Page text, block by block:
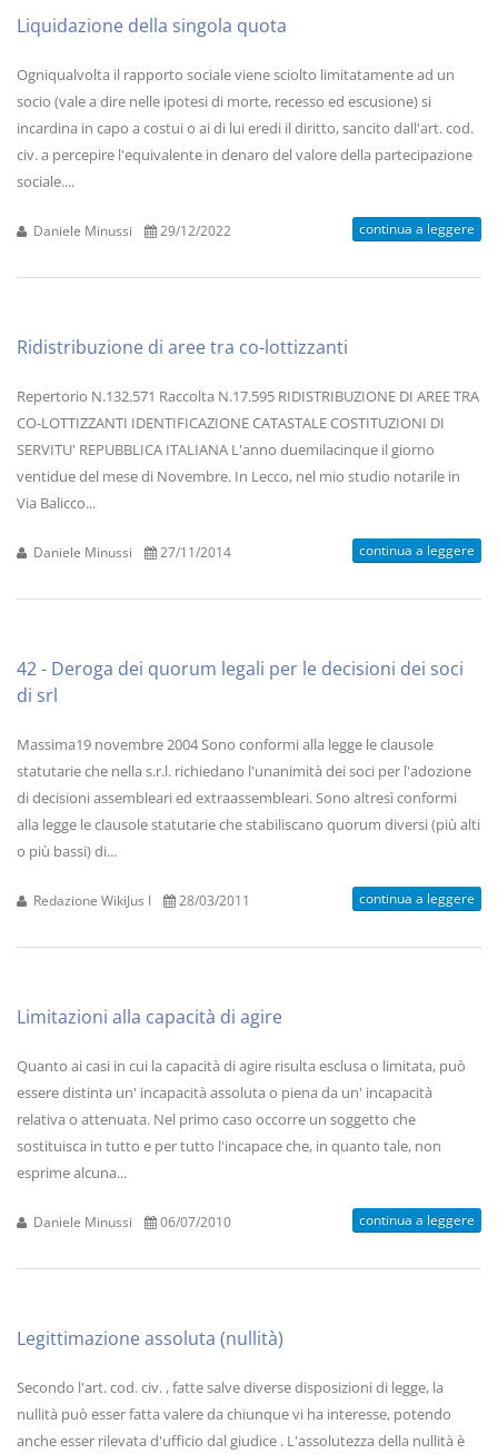
Liquidazione della singola quota
Ogniqualvolta il rapporto sociale viene sciolto limitatamente ad un
socio (vale a dire nelle ipotesi di morte, recesso ed escusione) si
incardina in capo a costui o ai di lui eredi il diritto, sancito dall'art. cod.
civ. a percepire l'equivalente in denaro del valore della partecipazione
sociale....
Daniele Minussi 29/12/2022 continua a leggere
Ridistribuzione di aree tra co-lottizzanti
Repertorio N.132.571 Raccolta N.17.595 RIDISTRIBUZIONE DI AREE TRA
CO-LOTTIZZANTI IDENTIFICAZIONE CATASTALE COSTITUZIONI DI
SERVITU' REPUBBLICA ITALIANA L'anno duemilacinque il giorno
ventidue del mese di Novembre. In Lecco, nel mio studio notarile in
Via Balicco...
Daniele Minussi 27/11/2014 continua a leggere
42 - Deroga dei quorum legali per le decisioni dei soci
di srl
Massima19 novembre 2004 Sono conformi alla legge le clausole
statutarie che nella s.r.l. richiedano l'unanimità dei soci per l'adozione
di decisioni assembleari ed extraassembleari. Sono altresì conformi
alla legge le clausole statutarie che stabiliscano quorum diversi (più alti
o più bassi) di...
Redazione WikiJus I 28/03/2011 continua a leggere
Limitazioni alla capacità di agire
Quanto ai casi in cui la capacità di agire risulta esclusa o limitata, può
essere distinta un' incapacità assoluta o piena da un' incapacità
relativa o attenuata. Nel primo caso occorre un soggetto che
sostituisca in tutto e per tutto l'incapace che, in quanto tale, non
esprime alcuna...
Daniele Minussi 06/07/2010 continua a leggere
Legittimazione assoluta (nullità)
Secondo l'art. cod. civ. , fatte salve diverse disposizioni di legge, la
nullità può esser fatta valere da chiunque vi ha interesse, potendo
anche esser rilevata d'ufficio dal giudice . L'assolutezza della nullità è